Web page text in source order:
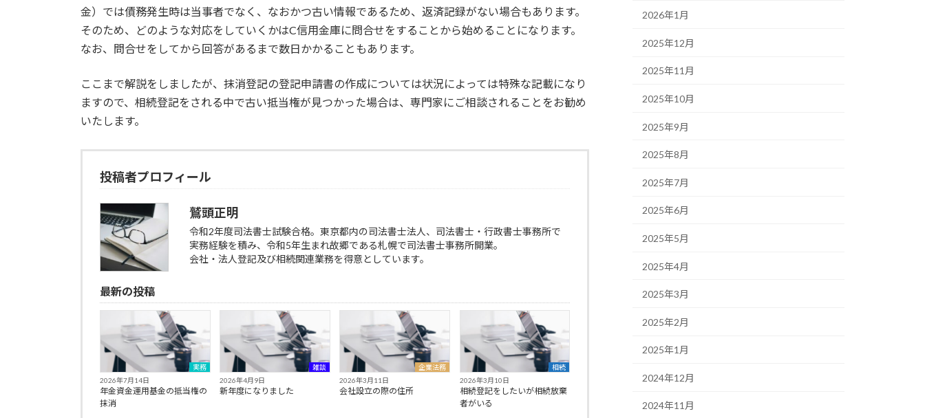
金）では債務発生時は当事者でなく、なおかつ古い情報であるため、返済記録がない場合もあります。
そのため、どのような対応をしていくかはC信用金庫に問合せをすることから始めることになります。
なお、問合せをしてから回答があるまで数日かかることもあります。
ここまで解説をしましたが、抹消登記の登記申請書の作成については状況によっては特殊な記載になり
ますので、相続登記をされる中で古い抵当権が見つかった場合は、専門家にご相談されることをお勧め
いたします。
投稿者プロフィール
鷲頭正明
令和2年度司法書士試験合格。東京都内の司法書士法人、司法書士・行政書士事務所で
実務経験を積み、令和5年生まれ故郷である札幌で司法書士事務所開業。
会社・法人登記及び相続関連業務を得意としています。
最新の投稿
実務
2026年7月14日
年金資金運用基金の抵当権の
抹消
雑談
2026年4月9日
新年度になりました
企業法務
2026年3月11日
会社設立の際の住所
相続
2026年3月10日
相続登記をしたいが相続放棄
者がいる
2026年1月
2025年12月
2025年11月
2025年10月
2025年9月
2025年8月
2025年7月
2025年6月
2025年5月
2025年4月
2025年3月
2025年2月
2025年1月
2024年12月
2024年11月